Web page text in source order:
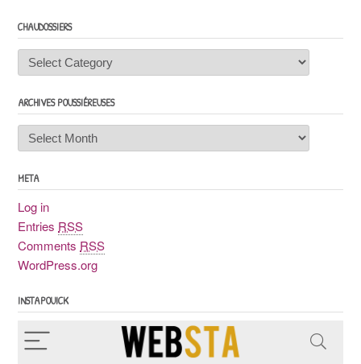
CHAUDOSSIERS
Chaudossiers
ARCHIVES POUSSIÉREUSES
Archives
poussiéreuses
META
Log in
Entries RSS
Comments RSS
WordPress.org
INSTAPOUICK